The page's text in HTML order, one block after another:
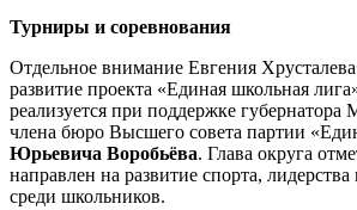
Турниры и соревнования
Отдельное внимание Евгения
развитие проекта «Единая школьная
реализуется при поддержке губернатора
члена бюро Высшего совета партии
Юрьевича Воробьёва. Глава округа
направлен на развитие спорта,
среди школьников.